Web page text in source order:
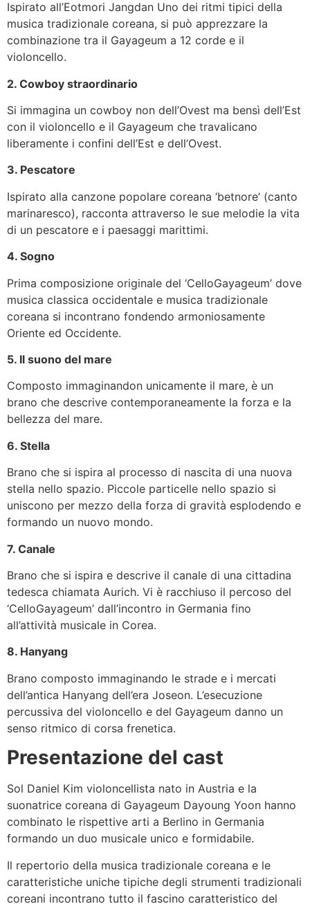
Ispirato all’Eotmori Jangdan Uno dei ritmi tipici della
musica tradizionale coreana, si può apprezzare la
combinazione tra il Gayageum a 12 corde e il
violoncello.
2. Cowboy straordinario
Si immagina un cowboy non dell’Ovest ma bensì dell’Est
con il violoncello e il Gayageum che travalicano
liberamente i confini dell’Est e dell’Ovest.
3. Pescatore
Ispirato alla canzone popolare coreana ‘betnore’ (canto
marinaresco), racconta attraverso le sue melodie la vita
di un pescatore e i paesaggi marittimi.
4. Sogno
Prima composizione originale del ‘CelloGayageum’ dove
musica classica occidentale e musica tradizionale
coreana si incontrano fondendo armoniosamente
Oriente ed Occidente.
5. Il suono del mare
Composto immaginandon unicamente il mare, è un
brano che descrive contemporaneamente la forza e la
bellezza del mare.
6. Stella
Brano che si ispira al processo di nascita di una nuova
stella nello spazio. Piccole particelle nello spazio si
uniscono per mezzo della forza di gravità esplodendo e
formando un nuovo mondo.
7. Canale
Brano che si ispira e descrive il canale di una cittadina
tedesca chiamata Aurich. Vi è racchiuso il percoso del
‘CelloGayageum’ dall’incontro in Germania fino
all’attività musicale in Corea.
8. Hanyang
Brano composto immaginando le strade e i mercati
dell’antica Hanyang dell’era Joseon. L’esecuzione
percussiva del violoncello e del Gayageum danno un
senso ritmico di corsa frenetica.
Presentazione del cast
Sol Daniel Kim violoncellista nato in Austria e la
suonatrice coreana di Gayageum Dayoung Yoon hanno
combinato le rispettive arti a Berlino in Germania
formando un duo musicale unico e formidabile.
Il repertorio della musica tradizionale coreana e le
caratteristiche uniche tipiche degli strumenti tradizionali
coreani incontrano tutto il fascino caratteristico del